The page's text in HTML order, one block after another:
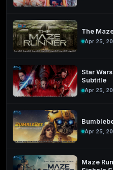
The
Apr 25,
Star
Subtitle
Apr 25,
Apr 25,
Maze